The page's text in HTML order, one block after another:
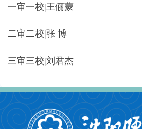
一审一校|王俪蒙
二审二校|张 博
三审三校|刘君杰